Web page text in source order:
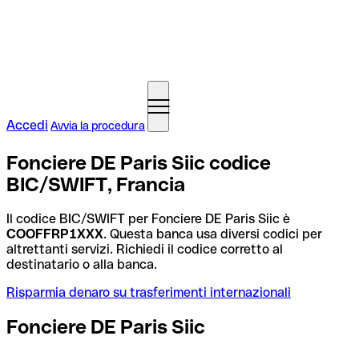
Accedi Avvia la procedura
Fonciere DE Paris Siic codice
BIC/SWIFT, Francia
Il codice BIC/SWIFT per Fonciere DE Paris Siic è
COOFFRP1XXX. Questa banca usa diversi codici per
altrettanti servizi. Richiedi il codice corretto al
destinatario o alla banca.
Risparmia denaro su trasferimenti internazionali
Fonciere DE Paris Siic